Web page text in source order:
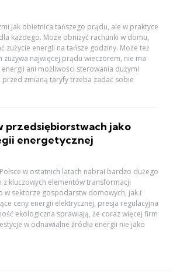
jak obietnica tańszego prądu, ale w praktyce
każdego. Może obniżyć rachunki w domu,
zużycie energii na tańsze godziny. Może też
zużywa najwięcej prądu wieczorem, nie ma
ani możliwości sterowania dużymi
zmianą taryfy trzeba zadać sobie
przedsiębiorstwach jako
energetycznej
w ostatnich latach nabrał bardzo dużego
z kluczowych elementów transformacji
w sektorze gospodarstw domowych, jak i
ceny energii elektrycznej, presja regulacyjna
ekologiczna sprawiają, że coraz więcej firm
w odnawialne źródła energii nie jako